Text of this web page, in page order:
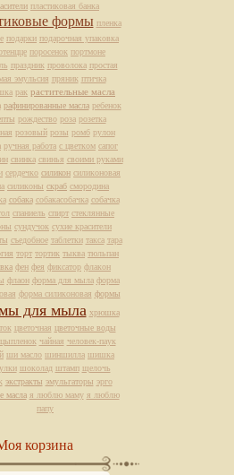
пластиковая банка
формы пленка
подарки подарочная упаковка
поросенок портмоне
праздник проволока простая
эмульсия пряник птичка
рак растительные масла
рафинированные масла ребенок
рождество роза розетка
розовый розы ромб рулон
ручная работа с цветком сапог
свинка свинья своими руками
сердечко силикон силиконовая
силиконы скраб смородина
собака собакасобачка собачка
спаниель спирт стеклянные
сундучок сухие красители
съедобное таблетки такса тара
торт тортик тыква тюльпан
фен фея фиксатор флакон
флаон форма для мыла форма
форма силиконовая формы
для мыла хрюшка
цветочная цветочные воды
цыпленок чайная человек-паук
ши масло шиншилла шишка
шоколад штамп щелочь
экстракты эмульгаторы эрго
масла я люблю маму я люблю
папу
корзина